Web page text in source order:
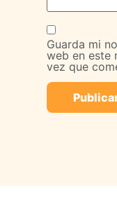
Guarda mi
web en este
vez que